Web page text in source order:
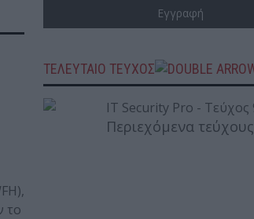
το
ΤΕΛΕΥΤΑΙΟ ΤΕΥΧΟΣ
Περιεχόμενα τεύχους